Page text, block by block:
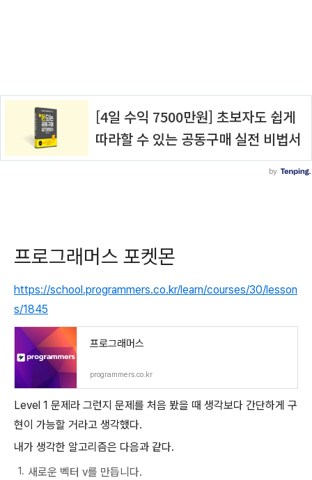
프로그래머스 포켓몬
https://school.programmers.co.kr/learn/courses/30/lesson
s/1845
프로그래머스
programmers.co.kr
Level 1 문제라 그런지 문제를 처음 봤을 때 생각보다 간단하게 구
현이 가능할 거라고 생각했다.
내가 생각한 알고리즘은 다음과 같다.
새로운 벡터 v를 만듭니다.